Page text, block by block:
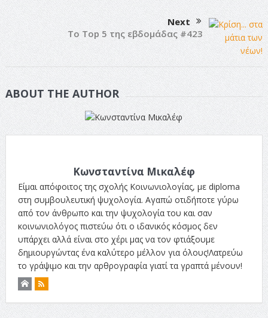
Next
Το Top 5 της εβδομάδας #423
ABOUT THE AUTHOR
Κωνσταντίνα Μικαλέφ
Είμαι απόφοιτος της σχολής Κοινωνιολογίας, με diploma
στη συμβουλευτική ψυχολογία. Αγαπώ οτιδήποτε γύρω
από τον άνθρωπο και την ψυχολογία του και σαν
κοινωνιολόγος πιστεύω ότι ο ιδανικός κόσμος δεν
υπάρχει αλλά είναι στο χέρι μας να τον φτιάξουμε
δημιουργώντας ένα καλύτερο μέλλον για όλους!Λατρεύω
το γράψιμο και την αρθρογραφία γιατί τα γραπτά μένουν!